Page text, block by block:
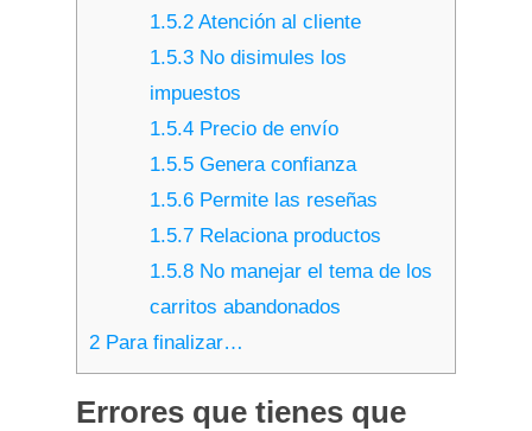
1.5.2 Atención al cliente
1.5.3 No disimules los
impuestos
1.5.4 Precio de envío
1.5.5 Genera confianza
1.5.6 Permite las reseñas
1.5.7 Relaciona productos
1.5.8 No manejar el tema de los
carritos abandonados
2 Para finalizar…
Errores que tienes que